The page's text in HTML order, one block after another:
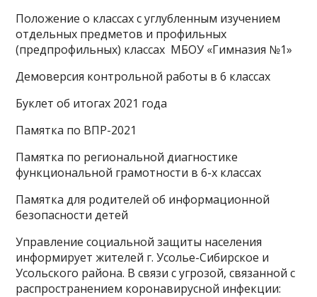
Положение о классах с углубленным изучением
отдельных предметов и профильных
(предпрофильных) классах МБОУ «Гимназия №1»
Демоверсия контрольной работы в 6 классах
Буклет об итогах 2021 года
Памятка по ВПР-2021
Памятка по региональной диагностике
функциональной грамотности в 6-х классах
Памятка для родителей об информационной
безопасности детей
Управление социальной защиты населения
информирует жителей г. Усолье-Сибирское и
Усольского района. В связи с угрозой, связанной с
распространением коронавирусной инфекции: